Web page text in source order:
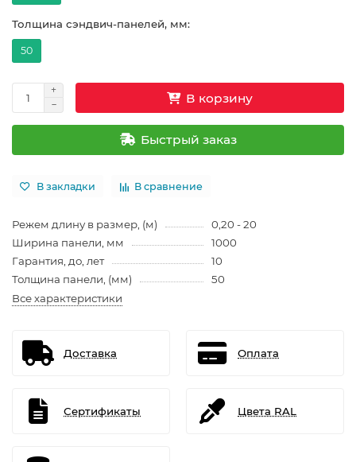
Толщина сэндвич-панелей, мм:
50
В корзину
Быстрый заказ
В закладки В сравнение
Режем длину в размер, (м)
0,20 - 20
Ширина панели, мм
1000
Гарантия, до, лет
10
Толщина панели, (мм)
50
Все характеристики
Доставка Оплата
Сертификаты Цвета RAL